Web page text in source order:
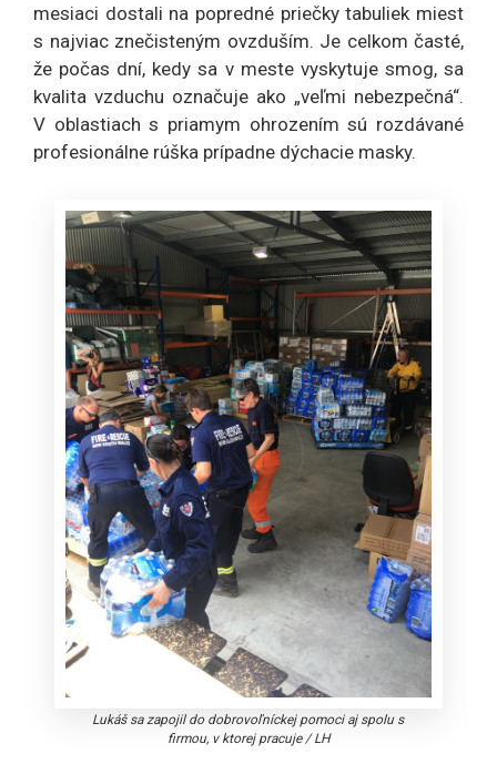
mesiaci dostali na popredné priečky tabuliek miest
s najviac znečisteným ovzduším. Je celkom časté,
že počas dní, kedy sa v meste vyskytuje smog, sa
kvalita vzduchu označuje ako „veľmi nebezpečná“.
V oblastiach s priamym ohrozením sú rozdávané
profesionálne rúška prípadne dýchacie masky.
Lukáš sa zapojil do dobrovoľníckej pomoci aj spolu s
firmou, v ktorej pracuje/LH